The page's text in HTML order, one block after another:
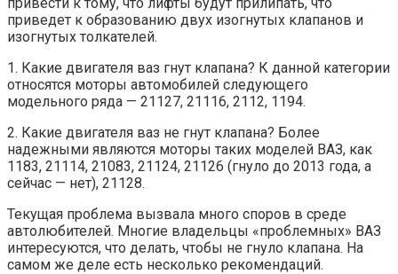
приведет к образованию двух изогнутых клапанов и
изогнутых толкателей.
1. Какие двигателя ваз гнут клапана? К данной категории
относятся моторы автомобилей следующего
модельного ряда — 21127, 21116, 2112, 1194.
2. Какие двигателя ваз не гнут клапана? Более
надежными являются моторы таких моделей ВАЗ, как
1183, 21114, 21083, 21124, 21126 (гнуло до 2013 года, а
сейчас — нет), 21128.
Текущая проблема вызвала много споров в среде
автолюбителей. Многие владельцы «проблемных» ВАЗ
интересуются, что делать, чтобы не гнуло клапана. На
самом же деле есть несколько рекомендаций.